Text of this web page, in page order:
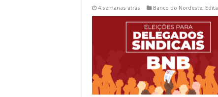
4 semanas atrás Banco do Nordeste,